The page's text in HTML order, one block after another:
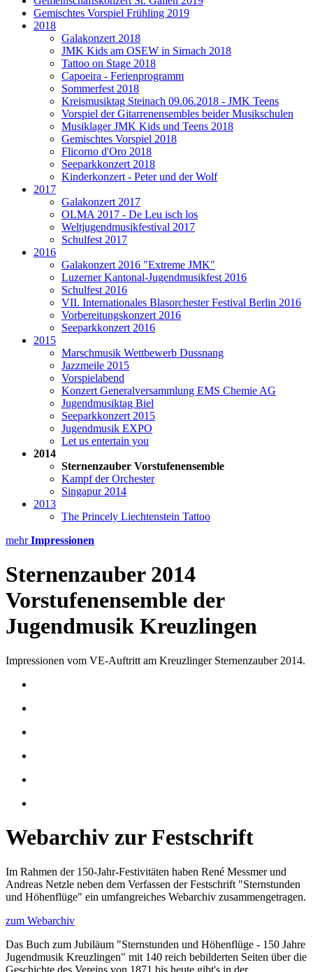
Gemischtes Vorspiel Frühling 2019
2018
Galakonzert 2018
JMK Kids am OSEW in Sirnach 2018
Tattoo on Stage 2018
Capoeira - Ferienprogramm
Sommerfest 2018
Kreismusiktag Steinach 09.06.2018 - JMK Teens
Vorspiel der Gitarrenensembles beider Musikschulen
Musiklager JMK Kids und Teens 2018
Gemischtes Vorspiel 2018
Flicorno d'Oro 2018
Seeparkkonzert 2018
Kinderkonzert - Peter und der Wolf
2017
Galakonzert 2017
OLMA 2017 - De Leu isch los
Weltjugendmusikfestival 2017
Schulfest 2017
2016
Galakonzert 2016 "Extreme JMK"
Luzerner Kantonal-Jugendmusikfest 2016
Schulfest 2016
VII. Internationales Blasorchester Festival Berlin 2016
Vorbereitungskonzert 2016
Seeparkkonzert 2016
2015
Marschmusik Wettbewerb Dussnang
Jazzmeile 2015
Vorspielabend
Konzert Generalversammlung EMS Chemie AG
Jugendmusiktag Biel
Seeparkkonzert 2015
Jugendmusik EXPO
Let us entertain you
2014
Sternenzauber Vorstufenensemble
Kampf der Orchester
Singapur 2014
2013
The Princely Liechtenstein Tattoo
mehrImpressionen
Sternenzauber 2014
Vorstufenensemble der
Jugendmusik Kreuzlingen
Impressionen vom VE-Auftritt am Kreuzlinger Sternenzauber 2014.
Webarchiv zur Festschrift
Im Rahmen der 150-Jahr-Festivitäten haben René Messmer und
Andreas Netzle neben dem Verfassen der Festschrift "Sternstunden
und Höhenflüge" ein umfangreiches Webarchiv zusammengetragen.
zum Webarchiv
Das Buch zum Jubiläum "Sternstunden und Höhenflüge - 150 Jahre
Jugendmusik Kreuzlingen" mit 140 reich bebilderten Seiten über die
Geschichte des Vereins von 1871 bis heute gibt's in der